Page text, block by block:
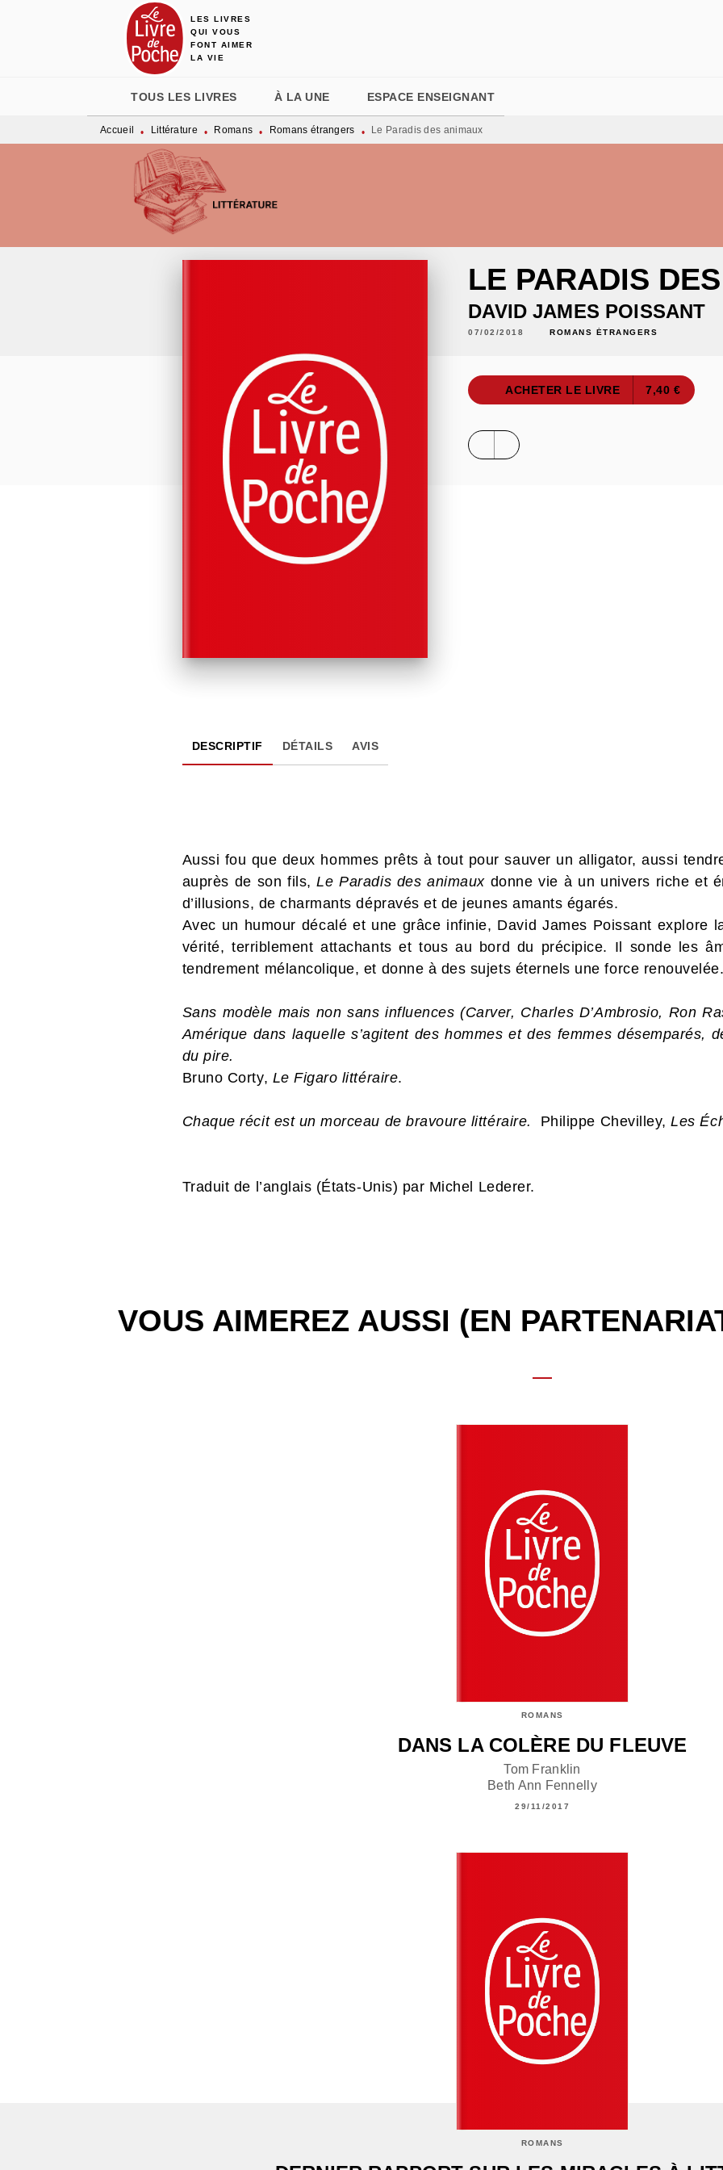
MENU RECHERCHE
LES LIVRES
QUI VOUS
FONT AIMER
LA VIE
TOUS LES LIVRES À LA UNE ESPACE ENSEIGNANT
Accueil • Littérature • Romans • Romans étrangers • Le Paradis des animaux
LE PARADIS
DAVID JAMES POISSANT
07/02/2018 ROMANS ÉTRANGERS
ACHETER LE LIVRE 7,40 €
DESCRIPTIF DÉTAILS AVIS
Aussi fou que deux hommes prêts à tout pour sauver un alligator, aussi
auprès de son fils,Le Paradis des animaux donne vie à un univers riche et
d’illusions, de charmants dépravés et de jeunes amants égarés.
Avec un humour décalé et une grâce infinie, David James Poissant explore
vérité, terriblement attachants et tous au bord du précipice. Il sonde les
tendrement mélancolique, et donne à des sujets éternels une force
Sans modèle mais non sans influences (Carver, Charles D’Ambrosio, Ron
Amérique dans laquelle s’agitent des hommes et des femmes désemparés,
du pire.
Bruno Corty, Le Figaro littéraire.
Chaque récit est un morceau de bravoure littéraire. Philippe Chevilley,Les
Traduit de l’anglais (États-Unis) par Michel Lederer.
VOUS AIMEREZ AUSSI (EN
ROMANS
DANS LA COLÈRE DU FLEUVE
Tom Franklin
Beth Ann Fennelly
29/11/2017
ROMANS